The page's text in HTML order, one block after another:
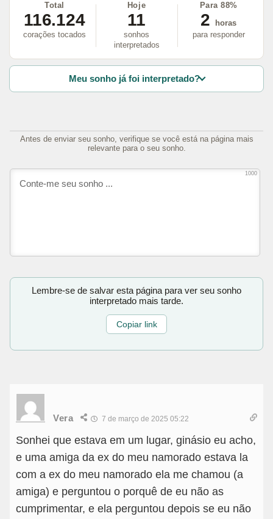
Total
116.124
corações tocados
Hoje
11
sonhos
interpretados
Para 88%
2
horas
para responder
Meu sonho já foi interpretado?
Antes de enviar seu sonho, verifique se você está na página mais
relevante para o seu sonho.
1000
Lembre-se de salvar esta página para ver seu sonho
interpretado mais tarde.
Copiar link
Vera 7 de março de 2025 05:22
Sonhei que estava em um lugar, ginásio eu acho,
e uma amiga da ex do meu namorado estava la
com a ex do meu namorado ela me chamou (a
amiga) e perguntou o porquê de eu não as
cumprimentar, e ela perguntou depois se eu não